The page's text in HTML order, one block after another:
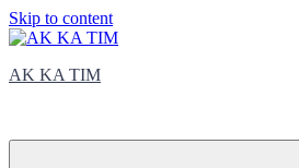
Skip to content
AK KA TIM